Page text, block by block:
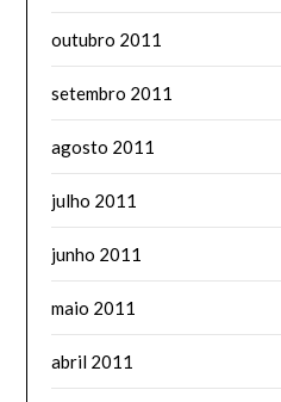
outubro 2011
setembro 2011
agosto 2011
julho 2011
junho 2011
maio 2011
abril 2011